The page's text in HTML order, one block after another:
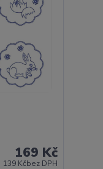
169 Kč
139 Kčbez DPH